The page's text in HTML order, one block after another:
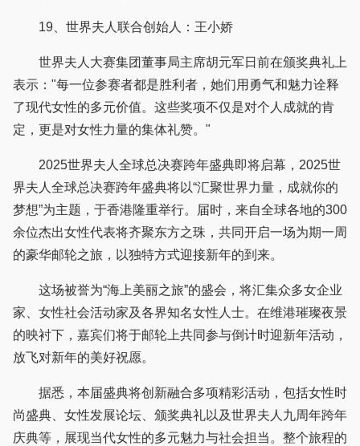
19、世界夫人联合创始人：王小娇
世界夫人大赛集团董事局主席胡元军日前在颁奖典礼上
表示："每一位参赛者都是胜利者，她们用勇气和魅力诠释
了现代女性的多元价值。这些奖项不仅是对个人成就的肯
定，更是对女性力量的集体礼赞。"
2025世界夫人全球总决赛跨年盛典即将启幕，2025世
界夫人全球总决赛跨年盛典将以“汇聚世界力量，成就你的
梦想”为主题，于香港隆重举行。届时，来自全球各地的300
余位杰出女性代表将齐聚东方之珠，共同开启一场为期一周
的豪华邮轮之旅，以独特方式迎接新年的到来。
这场被誉为“海上美丽之旅”的盛会，将汇集众多女企业
家、女性社会活动家及各界知名女性人士。在维港璀璨夜景
的映衬下，嘉宾们将于邮轮上共同参与倒计时迎新年活动，
放飞对新年的美好祝愿。
据悉，本届盛典将创新融合多项精彩活动，包括女性时
尚盛典、女性发展论坛、颁奖典礼以及世界夫人九周年跨年
庆典等，展现当代女性的多元魅力与社会担当。整个旅程的